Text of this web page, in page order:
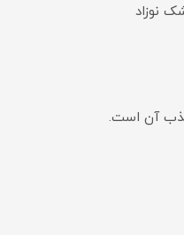
نوزاد
آن است.